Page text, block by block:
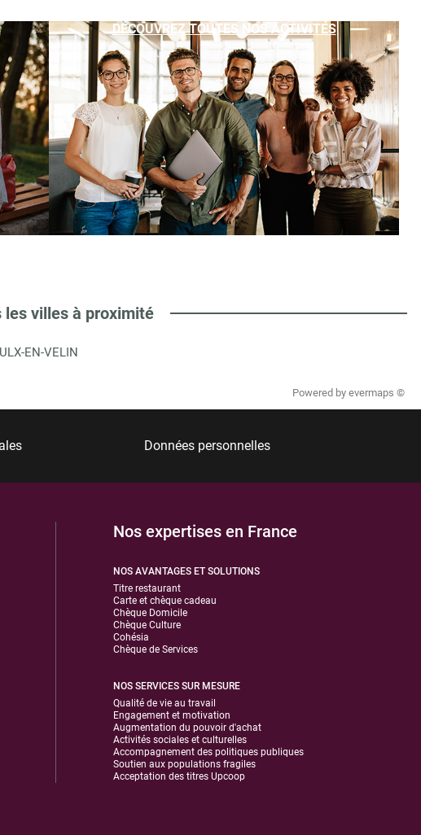
DÉCOUVREZ TOUTES NOS ACTIVITÉS
les villes à proximité
EN-VELIN
Powered by evermaps ©
Données personnelles
Nos expertises en France
NOS AVANTAGES ET SOLUTIONS
Titre restaurant
Carte et chèque cadeau
Chèque Domicile
Chèque Culture
Cohésia
Chèque de Services
NOS SERVICES SUR MESURE
Qualité de vie au travail
Engagement et motivation
Augmentation du pouvoir d'achat
Activités sociales et culturelles
Accompagnement des politiques publiques
Soutien aux populations fragiles
Acceptation des titres Upcoop